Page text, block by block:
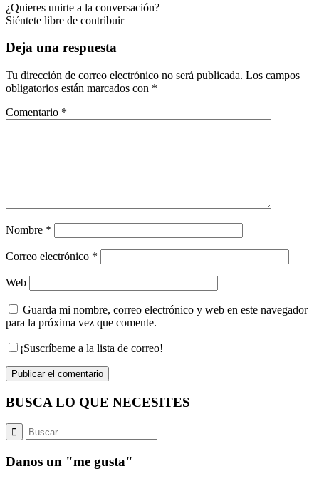
¿Quieres unirte a la conversación?
Siéntete libre de contribuir
Deja una respuesta
Tu dirección de correo electrónico no será publicada. Los campos
obligatorios están marcados con *
Comentario *
Nombre *
Correo electrónico *
Web
Guarda mi nombre, correo electrónico y web en este navegador
para la próxima vez que comente.
¡Suscríbeme a la lista de correo!
BUSCA LO QUE NECESITES
Danos un "me gusta"